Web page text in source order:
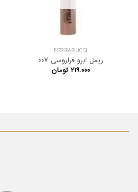
FERRARUCCI
ریمل ابرو فراروسی 007
۲۱۹.۰۰۰ تومان